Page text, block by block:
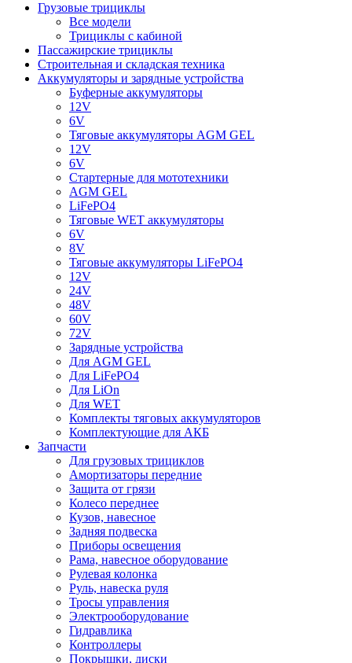
Грузовые трициклы
Все модели
Трициклы с кабиной
Пассажирские трициклы
Строительная и складская техника
Аккумуляторы и зарядные устройства
Буферные аккумуляторы
12V
6V
Тяговые аккумуляторы AGM GEL
12V
6V
Стартерные для мототехники
AGM GEL
LiFePO4
Тяговые WET аккумуляторы
6V
8V
Тяговые аккумуляторы LiFePO4
12V
24V
48V
60V
72V
Зарядные устройства
Для AGM GEL
Для LiFePO4
Для LiOn
Для WET
Комплекты тяговых аккумуляторов
Комплектующие для АКБ
Запчасти
Для грузовых трициклов
Амортизаторы передние
Защита от грязи
Колесо переднее
Кузов, навесное
Задняя подвеска
Приборы освещения
Рама, навесное оборудование
Рулевая колонка
Руль, навеска руля
Тросы управления
Электрооборудование
Гидравлика
Контроллеры
Покрышки, диски